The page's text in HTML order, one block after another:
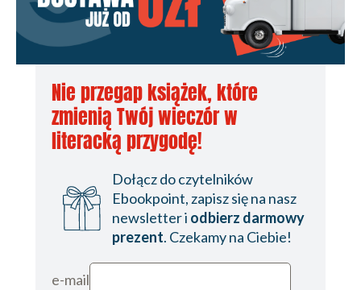
14
15
1
2
3
CZĘŚĆ TRZECIA. ODKRYCIA
1
2
3
4
5
Nie przegap książek, które
zmienią Twój wieczór w
literacką przygodę!
Dołącz do czytelników
Ebookpoint, zapisz się na nasz
newsletter i odbierz darmowy
prezent. Czekamy na Ciebie!
e-mail